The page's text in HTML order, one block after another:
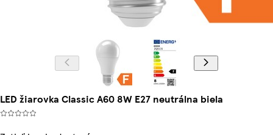
LED žiarovka Classic A60 8W E27 neutrálna biela